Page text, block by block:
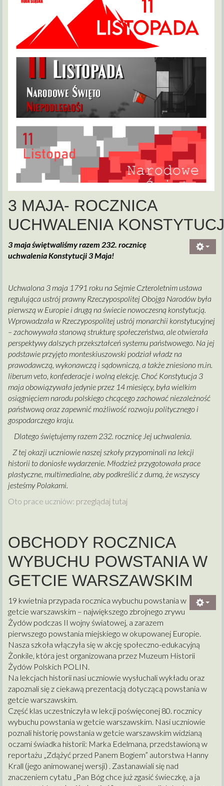
3 MAJA- ROCZNICA
UCHWALENIA
3 maja świętwaliśmy razem 232. rocznicę
uchwalenia Konstytucji 3 Maja!
Uchwalona 3 maja 1791 roku na Sejmie Czteroletnim ustawa
regulująca ustrój prawny Rzeczypospolitej Obojga Narodów była
pierwszą w Europie i drugą na świecie nowoczesną konstytucją.
Wprowadzała w Rzeczypospolitej ustrój monarchii konstytucyjnej
– zachowywała stanową strukturę społeczeństwa, ale otwierała
perspektywy dalszych przekształceń systemu państwowego. Na jej
podstawie przyjęto monteskiuszowski podział władz na
prawodawczą, wykonawczą i sądowniczą, a także zniesiono m.in.
liberum veto, konfederacje i wolną elekcję. Choć Konstytucja 3
maja obowiązywała jedynie przez 14 miesięcy, była wielkim
osiągnięciem narodu polskiego chcącego zachować niezależność
państwową oraz zapewnić możliwość rozwoju politycznego i
gospodarczego kraju.
Dlatego świętujemy razem 232. rocznicę Jej uchwalenia.
Z tej okazji uczniowie naszej szkoły przypominali na lekcji
historii to doniosłe wydarzenie. Młodzież przygotowała prace
plastyczne, multimedialne, aby podkreślić z dumą, że wszyscy
jesteśmy Polakami.
Oto prace uczniów: przeglądaj tutaj
OBCHODY ROCZNICA
WYBUCHU POWSTANIA W
GETCIE WARSZAWSKIM
19 kwietnia przypada rocznica wybuchu powstania w
getcie warszawskim – największego zbrojnego zrywu
Żydów podczas II wojny światowej, a zarazem
pierwszego powstania miejskiego w okupowanej Europie.
Nasza szkoła włączyła się w akcję społeczno-edukacyjną
Żonkile, która jest organizowana przez Muzeum Historii
Żydów Polskich POLIN.
Na lekcjach historii nasi uczniowie wysłuchali wykładu oraz
zapoznali się z ciekawą prezentacją dotyczącą powstania w
getcie warszawskim.
Część klas uczestniczyła w lekcji poświęconej 80. rocznicy
wybuchu powstania w getcie warszawskim. Nasi uczniowie
poznali historię powstania w getcie warszawskim widzianą
oczami świadka historii: Marka Edelmana, przedstawioną w
reportażu „Zdążyć przed Panem Bogiem” autorstwa Hanny
Krall (jego animowanej wersji) . Zastanawiali się nad
znaczeniem cytatu „Pan Bóg chce już zgasić świeczkę, a ja